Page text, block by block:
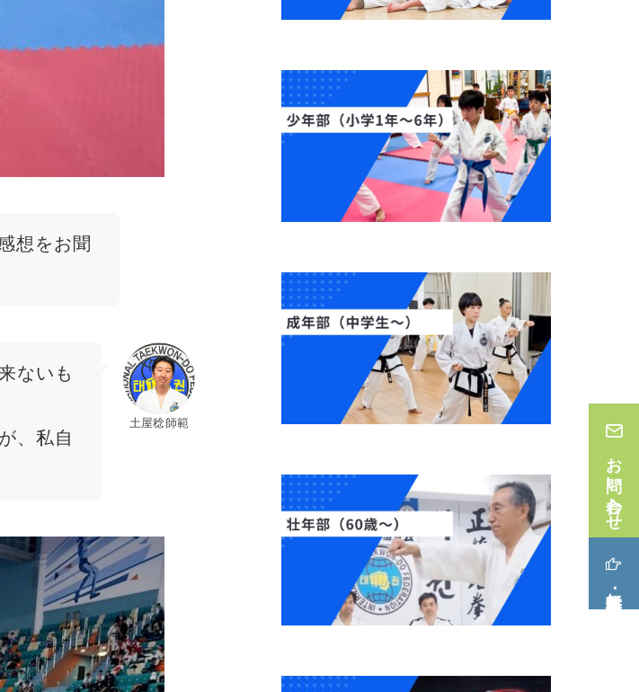
想をお聞
土屋稔師範
ないも
、私自
お問い合わせ
無料体験･見学